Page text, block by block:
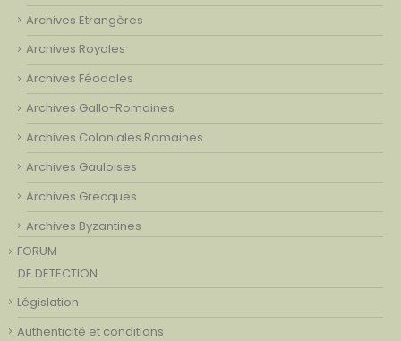
Archives Etrangères
Archives Royales
Archives Féodales
Archives Gallo-Romaines
Archives Coloniales Romaines
Archives Gauloises
Archives Grecques
Archives Byzantines
FORUM
DE DETECTION
Législation
Authenticité et conditions